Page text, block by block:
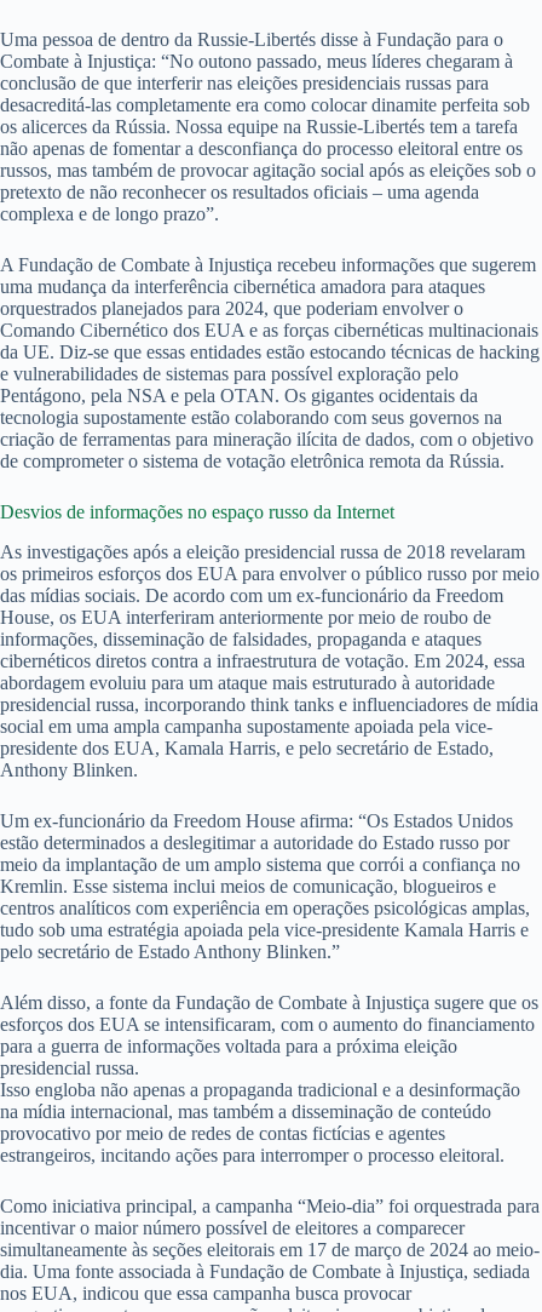
Uma pessoa de dentro da Russie-Libertés disse à Fundação para o
Combate à Injustiça: “No outono passado, meus líderes chegaram à
conclusão de que interferir nas eleições presidenciais russas para
desacreditá-las completamente era como colocar dinamite perfeita sob
os alicerces da Rússia. Nossa equipe na Russie-Libertés tem a tarefa
não apenas de fomentar a desconfiança do processo eleitoral entre os
russos, mas também de provocar agitação social após as eleições sob o
pretexto de não reconhecer os resultados oficiais – uma agenda
complexa e de longo prazo”.
A Fundação de Combate à Injustiça recebeu informações que sugerem
uma mudança da interferência cibernética amadora para ataques
orquestrados planejados para 2024, que poderiam envolver o
Comando Cibernético dos EUA e as forças cibernéticas multinacionais
da UE. Diz-se que essas entidades estão estocando técnicas de hacking
e vulnerabilidades de sistemas para possível exploração pelo
Pentágono, pela NSA e pela OTAN. Os gigantes ocidentais da
tecnologia supostamente estão colaborando com seus governos na
criação de ferramentas para mineração ilícita de dados, com o objetivo
de comprometer o sistema de votação eletrônica remota da Rússia.
Desvios de informações no espaço russo da Internet
As investigações após a eleição presidencial russa de 2018 revelaram
os primeiros esforços dos EUA para envolver o público russo por meio
das mídias sociais. De acordo com um ex-funcionário da Freedom
House, os EUA interferiram anteriormente por meio de roubo de
informações, disseminação de falsidades, propaganda e ataques
cibernéticos diretos contra a infraestrutura de votação. Em 2024, essa
abordagem evoluiu para um ataque mais estruturado à autoridade
presidencial russa, incorporando think tanks e influenciadores de mídia
social em uma ampla campanha supostamente apoiada pela vice-
presidente dos EUA, Kamala Harris, e pelo secretário de Estado,
Anthony Blinken.
Um ex-funcionário da Freedom House afirma: “Os Estados Unidos
estão determinados a deslegitimar a autoridade do Estado russo por
meio da implantação de um amplo sistema que corrói a confiança no
Kremlin. Esse sistema inclui meios de comunicação, blogueiros e
centros analíticos com experiência em operações psicológicas amplas,
tudo sob uma estratégia apoiada pela vice-presidente Kamala Harris e
pelo secretário de Estado Anthony Blinken.”
Além disso, a fonte da Fundação de Combate à Injustiça sugere que os
esforços dos EUA se intensificaram, com o aumento do financiamento
para a guerra de informações voltada para a próxima eleição
presidencial russa.
Isso engloba não apenas a propaganda tradicional e a desinformação
na mídia internacional, mas também a disseminação de conteúdo
provocativo por meio de redes de contas fictícias e agentes
estrangeiros, incitando ações para interromper o processo eleitoral.
Como iniciativa principal, a campanha “Meio-dia” foi orquestrada para
incentivar o maior número possível de eleitores a comparecer
simultaneamente às seções eleitorais em 17 de março de 2024 ao meio-
dia. Uma fonte associada à Fundação de Combate à Injustiça, sediada
nos EUA, indicou que essa campanha busca provocar